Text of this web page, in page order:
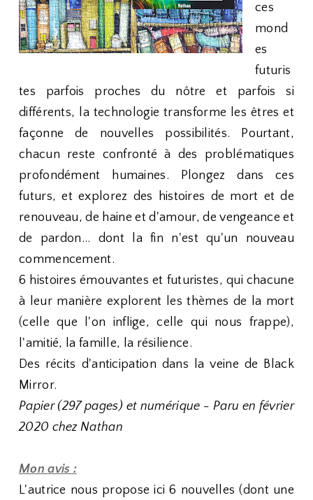
ces
mond
es
futuris
tes parfois proches du nôtre et parfois si
différents, la technologie transforme les êtres et
façonne de nouvelles possibilités. Pourtant,
chacun reste confronté à des problématiques
profondément humaines. Plongez dans ces
futurs, et explorez des histoires de mort et de
renouveau, de haine et d'amour, de vengeance et
de pardon... dont la fin n'est qu'un nouveau
commencement.
6 histoires émouvantes et futuristes, qui chacune
à leur manière explorent les thèmes de la mort
(celle que l'on inflige, celle qui nous frappe),
l'amitié, la famille, la résilience.
Des récits d'anticipation dans la veine de Black
Mirror.
Papier (297 pages) et numérique - Paru en février
2020 chez Nathan
Mon avis :
L'autrice nous propose ici 6 nouvelles (dont une